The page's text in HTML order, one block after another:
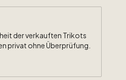
der verkauften Trikots
privat ohne Überprüfung.